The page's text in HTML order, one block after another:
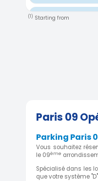
(1) Starting from
Paris 09
Parking Paris
Vous souhaitez
le 09ème
Spécialisé dans les
que votre système